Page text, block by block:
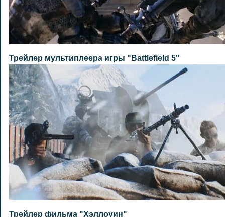
Трейлер мультиплеера игры "Battlefield 5"
Трейлер фильма "Хэллоуин"